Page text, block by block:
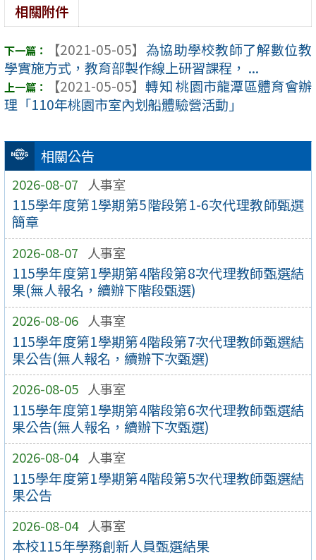
相關公告
2026-08-07 人事室
115學年度第1學期第5階段第1-6次代理教師甄選
簡章
2026-08-07 人事室
115學年度第1學期第4階段第8次代理教師甄選結
果(無人報名，續辦下階段甄選)
2026-08-06 人事室
115學年度第1學期第4階段第7次代理教師甄選結
果公告(無人報名，續辦下次甄選)
2026-08-05 人事室
115學年度第1學期第4階段第6次代理教師甄選結
果公告(無人報名，續辦下次甄選)
2026-08-04 人事室
115學年度第1學期第4階段第5次代理教師甄選結
果公告
2026-08-04 人事室
本校115年學務創新人員甄選結果
相關附件
【2021-05-05】 為協助學校教師了解數位教
學實施方式，教育部製作線上研習課程， ...
【2021-05-05】 轉知 桃園市龍潭區體育會辦
理「110年桃園市室內划船體驗營活動」